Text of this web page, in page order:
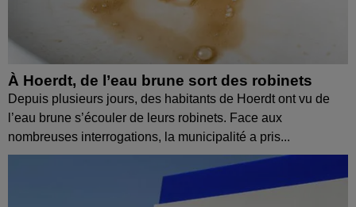
À Hoerdt, de l’eau brune sort des robinets
Depuis plusieurs jours, des habitants de Hoerdt ont vu de
l’eau brune s’écouler de leurs robinets. Face aux
nombreuses interrogations, la municipalité a pris...